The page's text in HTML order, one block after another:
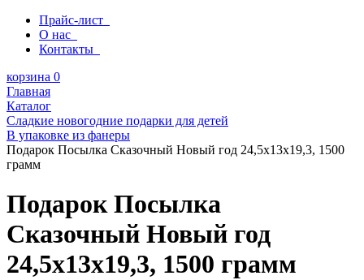
Прайс-лист
О нас
Контакты
корзина 0
Главная
Каталог
Сладкие новогодние подарки для детей
В упаковке из фанеры
Подарок Посылка Сказочный Новый год 24,5x13x19,3, 1500
грамм
Подарок Посылка
Сказочный Новый год
24,5x13x19,3, 1500 грамм